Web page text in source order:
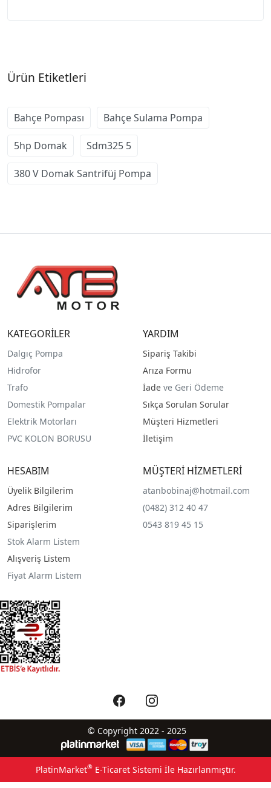
Ürün Etiketleri
Bahçe Pompası Bahçe Sulama Pompa
5hp Domak Sdm325 5
380 V Domak Santrifüj Pompa
KATEGORİLER
Dalgıç Pompa
Hidrofor
Trafo
Domestik Pompalar
Elektrik Motorları
PVC KOLON BORUSU
YARDIM
Sipariş Takibi
Arıza Formu
İade ve Geri Ödeme
Sıkça Sorulan Sorular
Müşteri Hizmetleri
İletişim
HESABIM
Üyelik Bilgilerim
Adres Bilgilerim
Siparişlerim
Stok Alarm Listem
Alışveriş Listem
Fiyat Alarm Listem
MÜŞTERİ HİZMETLERİ
atanbobinaj@hotmail.com
(0482) 312 40 47
0543 819 45 15
© Copyright 2022 - 2025
PlatinMarket®E-Ticaret Sistemi İle Hazırlanmıştır.